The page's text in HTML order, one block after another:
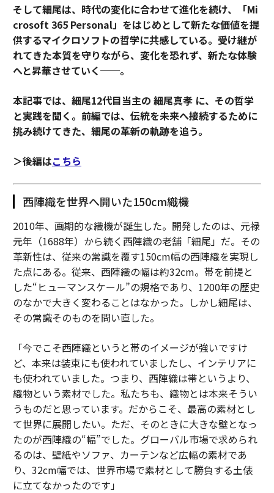
そして細尾は、時代の変化に合わせて進化を続け、「Mi
crosoft 365 Personal」をはじめとして新たな価値を提
供するマイクロソフトの哲学に共感している。受け継が
れてきた本質を守りながら、変化を恐れず、新たな体験
へと昇華させていく──。
本記事では、細尾12代目当主の 細尾真孝 に、その哲学
と実践を聞く。前編では、伝統を未来へ接続するために
挑み続けてきた、細尾の革新の軌跡を追う。
＞後編はこちら
西陣織を世界へ開いた150cm織機
2010年、画期的な織機が誕生した。開発したのは、元禄
元年（1688年）から続く西陣織の老舗「細尾」だ。その
革新性は、従来の常識を覆す150cm幅の西陣織を実現し
た点にある。従来、西陣織の幅は約32cm。帯を前提と
した“ヒューマンスケール”の規格であり、1200年の歴史
のなかで大きく変わることはなかった。しかし細尾は、
その常識そのものを問い直した。
「今でこそ西陣織というと帯のイメージが強いですけ
ど、本来は装束にも使われていましたし、インテリアに
も使われていました。つまり、西陣織は帯というより、
織物という素材でした。私たちも、織物とは本来そうい
うものだと思っています。だからこそ、最高の素材とし
て世界に展開したい。ただ、そのときに大きな壁となっ
たのが西陣織の“幅”でした。グローバル市場で求められ
るのは、壁紙やソファ、カーテンなど広幅の素材であ
り、32cm幅では、世界市場で素材として勝負する土俵
に立てなかったのです」